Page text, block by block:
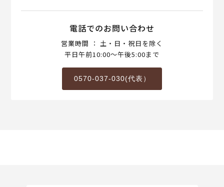
電話でのお問い合わせ
営業時間 ： 土・日・祝日を除く
平日午前10:00～午後5:00まで
0570-037-030(代表）